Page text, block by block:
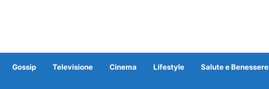
Gossip Televisione Cinema Lifestyle Salute e Benessere